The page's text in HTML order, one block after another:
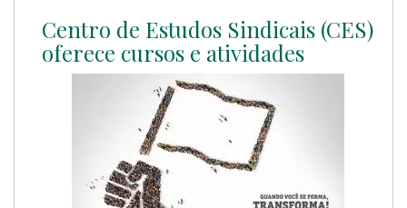
Centro de Estudos Sindicais (CES)
oferece cursos e atividades